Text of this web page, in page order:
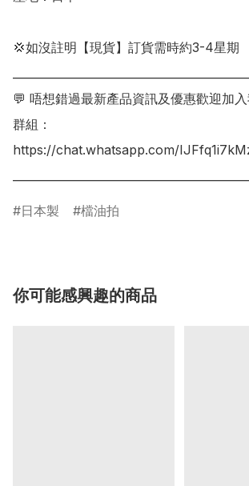
💢如沒註明【現貨】訂貨需時約3-4星期
💬 唔想錯過最新產品資訊及優惠歡迎加
群組：
https://chat.whatsapp.com/
日本製 檔油拍
你可能感興趣的商品